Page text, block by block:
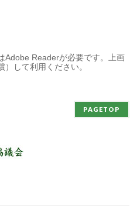
Adobe Readerが必要です。上画
して利用ください。
PAGETOP